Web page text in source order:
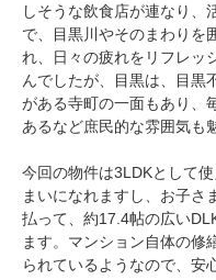
しそうな飲食店が連なり、
で、目黒川やそのまわりを
れ、日々の疲れをリフレッ
んでしたが、目黒は、目黒
がある寺町の一面もあり、
あるなど庶民的な雰囲気も
今回の物件は3LDKとして
まいになれますし、お子さ
払って、約17.4帖の広い
ます。マンション自体の修
られているようなので、安